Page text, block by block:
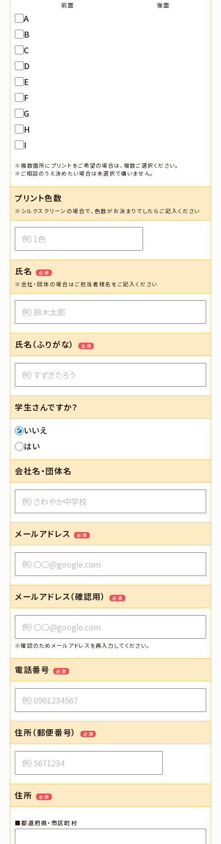
前面 後面
A
B
C
D
E
F
G
H
I
※複数箇所にプリントをご希望の場合は、複数ご選択ください。
※ご相談のうえ決めたい場合は未選択で構いません。
プリント色数
※シルクスクリーンの場合で、色数がお決まりでしたらご記入ください
氏名 必須
※会社・団体の場合はご担当者様名をご記入ください
氏名（ふりがな） 必須
学生さんですか？
いいえ
はい
会社名・団体名
メールアドレス 必須
メールアドレス（確認用） 必須
※確認のためメールアドレスを再入力してください。
電話番号 必須
住所（郵便番号） 必須
住所 必須
■都道府県・市区町村